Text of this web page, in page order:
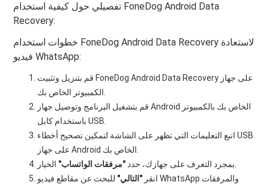
تفصيلي حول كيفية استخدام FoneDog Android Data
Recovery:
خطوات استخدام FoneDog Android Data Recovery لاستعادة
فيديو WhatsApp:
قم بتنزيل وتثبيت FoneDog Android Data Recovery على جهاز
الكمبيوتر الخاص بك.
قم بتشغيل البرنامج وتوصيل جهاز Android الخاص بك بالكمبيوتر
باستخدام كابل USB.
اتبع التعليمات التي تظهر على الشاشة لتمكين تصحيح أخطاء USB
على جهاز Android الخاص بك.
بمجرد التعرف على جهازك، حدد"مرفقات الواتساب"
الخيار.
انقر "التالي" للبحث عن مقاطع فيديو WhatsApp والمرفقات